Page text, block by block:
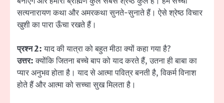
सत्यनारायण कथा और अमरकथा सुनते-सुनाते हैं। ऐसे श्रेष्ठ विचार
खुशी का पारा ऊँचा रखते हैं।
प्रश्न 2:याद की यात्रा को बहुत मीठा क्यों कहा गया है?
उत्तर:क्योंकि जितना बच्चे बाप को याद करते हैं, उतना ही बाबा का
प्यार अनुभव होता है। याद से आत्मा पवित्र बनती है, विकर्म विनाश
होते हैं और आत्मा को सच्चा सुख मिलता है।